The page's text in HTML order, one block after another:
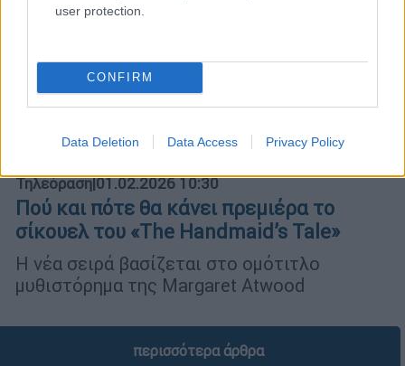
user protection.
CONFIRM
Data Deletion Data Access Privacy Policy
Τηλεόραση|01.02.2026 10:30
Πού και πότε θα κάνει πρεμιέρα το
σίκουελ του «The Handmaid’s Tale»
Η νέα σειρά βασίζεται στο ομότιτλο
μυθιστόρημα της Margaret Atwood
περισσότερα άρθρα